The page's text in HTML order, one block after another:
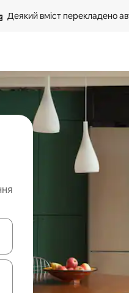
Деякий вміст перекладено
навігації сторінкою